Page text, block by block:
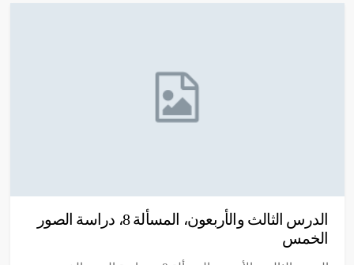
الدرس الثالث والأربعون، المسألة 8، دراسة الصور
الخمس